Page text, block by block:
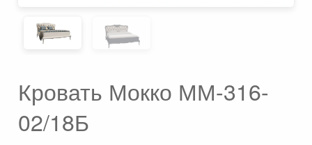
Кровать Мокко ММ-316-
02/18Б